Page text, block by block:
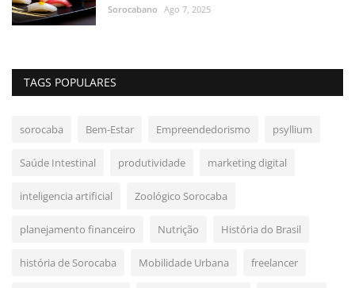
Sorocabano Ago 7, 2025
TAGS POPULARES
sorocaba Bem-Estar Empreendedorismo psyllium
Saúde Intestinal produtividade marketing digital
inteligencia artificial Zoológico Sorocaba
planejamento financeiro Nutrição História do Brasil
história de Sorocaba Mobilidade Urbana freelancer